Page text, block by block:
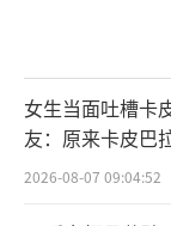
女生当面吐槽卡
友：原来卡皮巴
2026-08-07 09:04:52